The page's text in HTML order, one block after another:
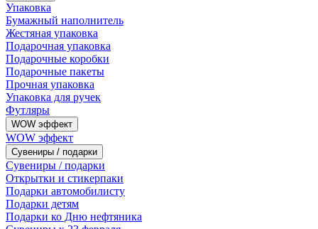
Упаковка
Бумажный наполнитель
Жестяная упаковка
Подарочная упаковка
Подарочные коробки
Подарочные пакеты
Прочная упаковка
Упаковка для ручек
Футляры
WOW эффект
WOW эффект
Сувениры / подарки
Сувениры / подарки
Открытки и стикерпаки
Подарки автомобилисту
Подарки детям
Подарки ко Дню нефтяника